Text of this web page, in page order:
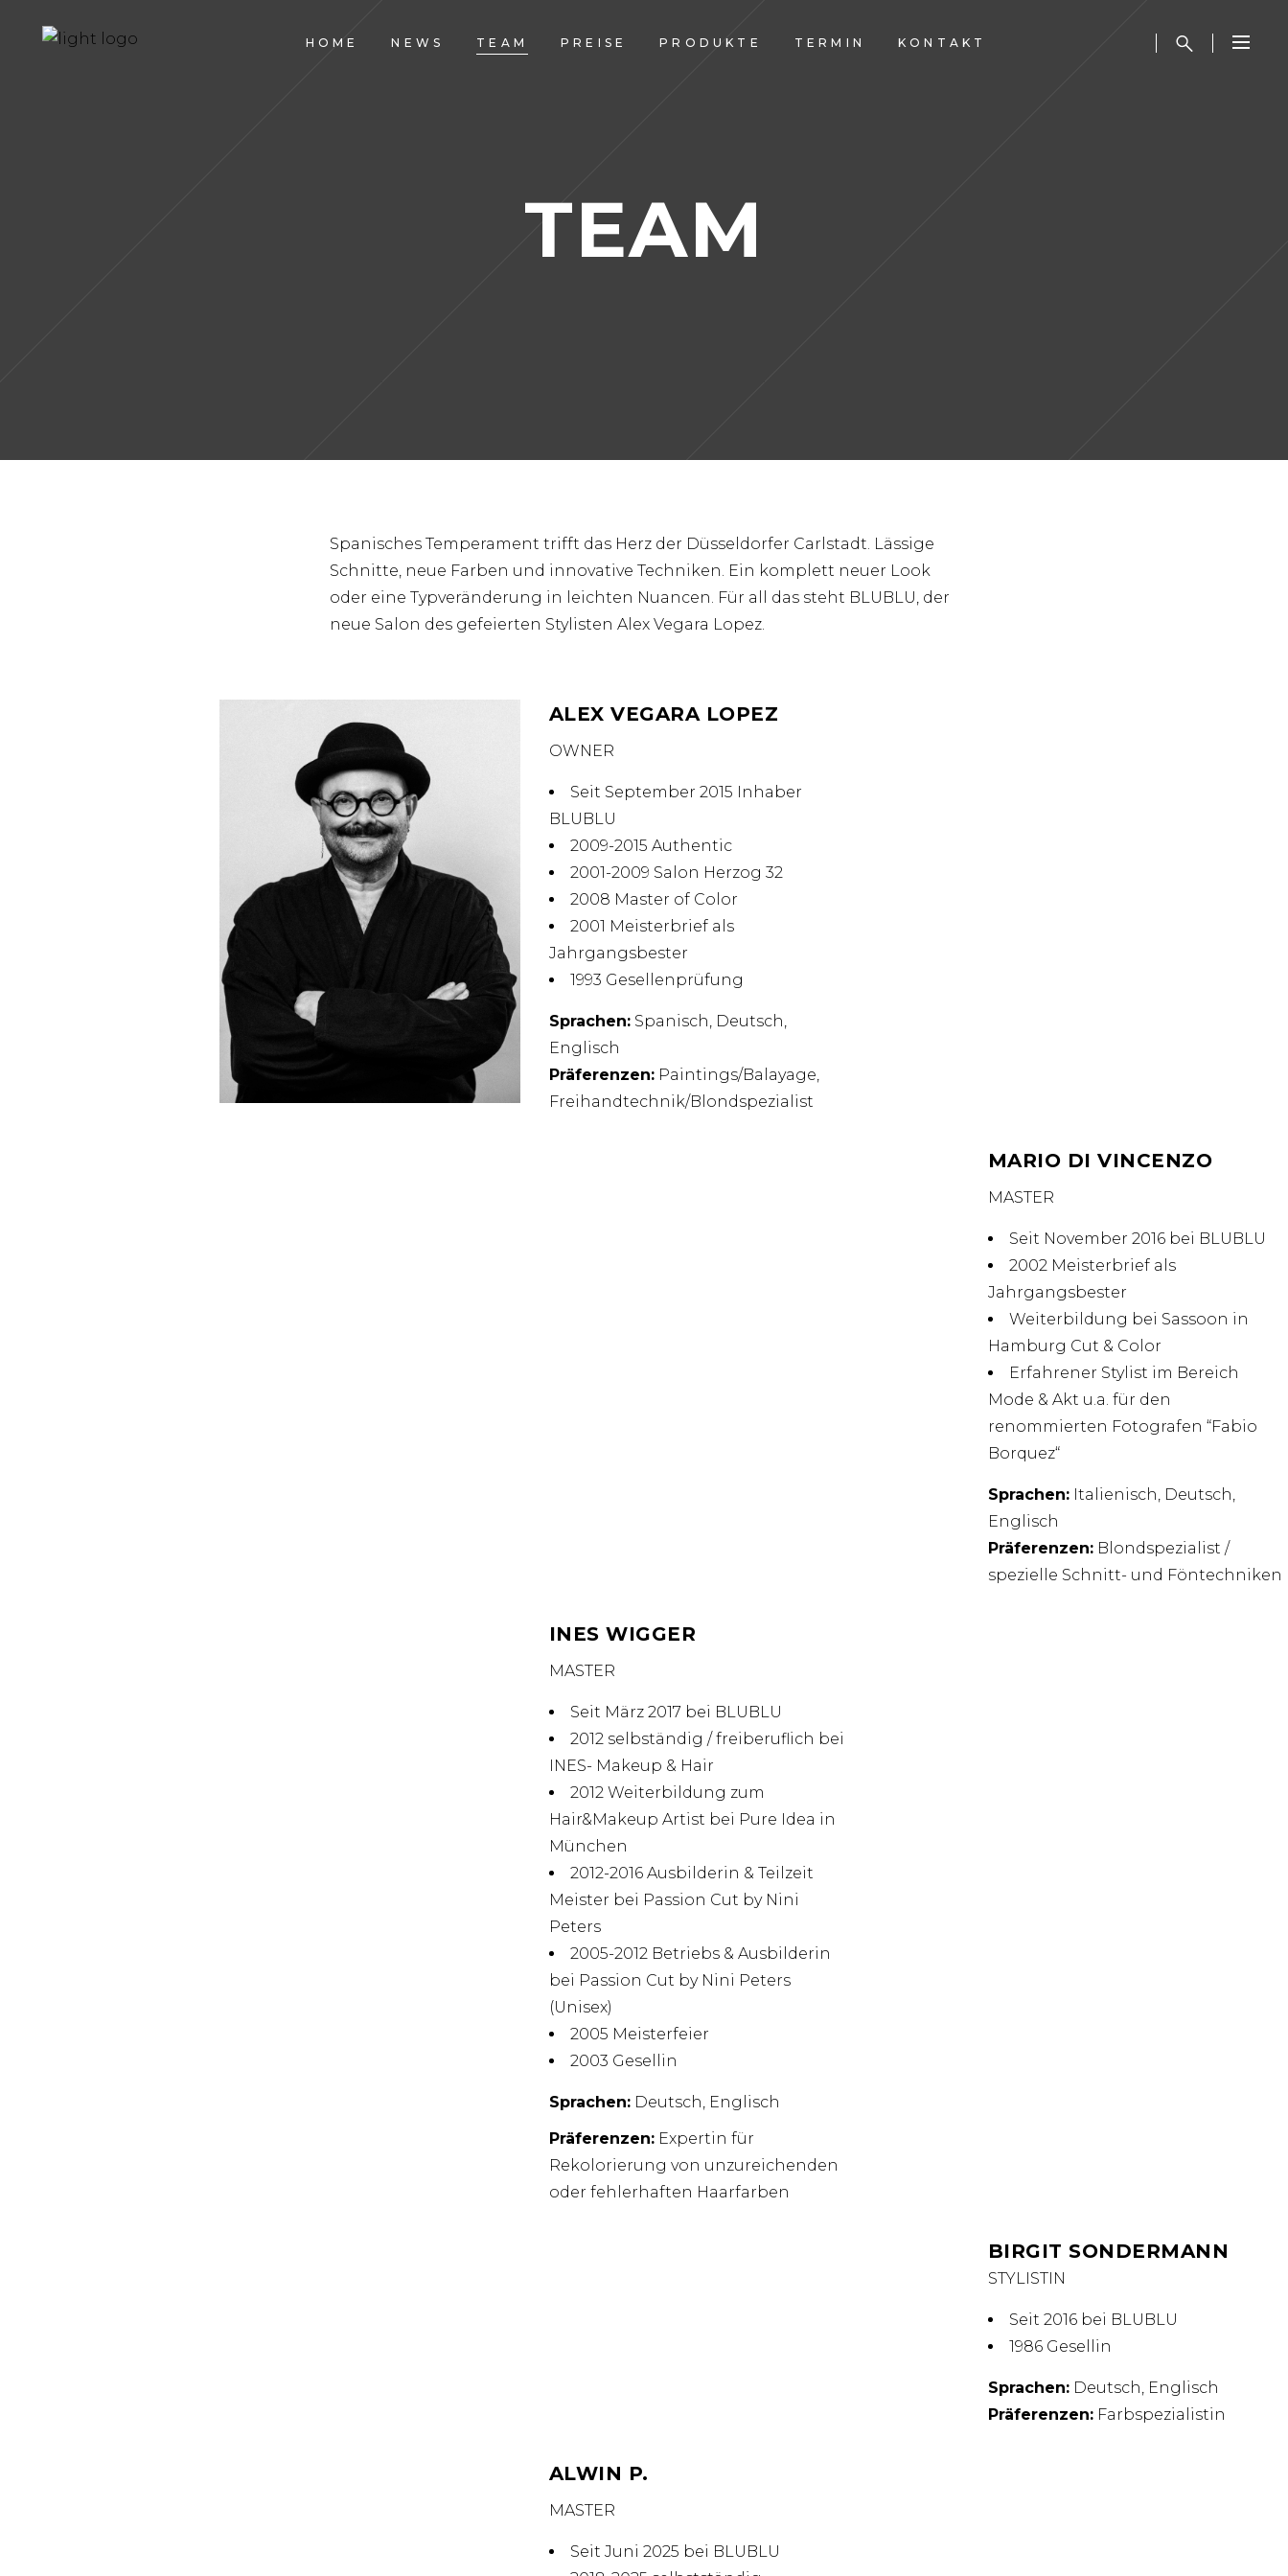
HOME NEWS TEAM PREISE PRODUKTE TERMIN KONTAKT
TEAM
Spanisches Temperament trifft das Herz der Düsseldorfer Carlstadt. Lässige
Schnitte, neue Farben und innovative Techniken. Ein komplett neuer Look
oder eine Typveränderung in leichten Nuancen. Für all das steht BLUBLU, der
neue Salon des gefeierten Stylisten Alex Vegara Lopez.
ALEX VEGARA LOPEZ
OWNER
Seit September 2015 Inhaber
BLUBLU
2009-2015 Authentic
2001-2009 Salon Herzog 32
2008 Master of Color
2001 Meisterbrief als
Jahrgangsbester
1993 Gesellenprüfung
Sprachen:Spanisch, Deutsch,
Englisch
Präferenzen:Paintings/Balayage,
Freihandtechnik/Blondspezialist
MARIO DI VINCENZO
MASTER
Seit November 2016 bei BLUBLU
2002 Meisterbrief als
Jahrgangsbester
Weiterbildung bei Sassoon in
Hamburg Cut & Color
Erfahrener Stylist im Bereich
Mode & Akt u.a. für den
renommierten Fotografen “Fabio
Borquez“
Sprachen:Italienisch, Deutsch,
Englisch
Präferenzen:Blondspezialist /
spezielle Schnitt- und Föntechniken
INES WIGGER
MASTER
Seit März 2017 bei BLUBLU
2012 selbständig / freiberuflich bei
INES- Makeup & Hair
2012 Weiterbildung zum
Hair&Makeup Artist bei Pure Idea in
München
2012-2016 Ausbilderin & Teilzeit
Meister bei Passion Cut by Nini
Peters
2005-2012 Betriebs & Ausbilderin
bei Passion Cut by Nini Peters
(Unisex)
2005 Meisterfeier
2003 Gesellin
Sprachen:Deutsch, Englisch
Präferenzen:Expertin für
Rekolorierung von unzureichenden
oder fehlerhaften Haarfarben
BIRGIT SONDERMANN
STYLISTIN
Seit 2016 bei BLUBLU
1986 Gesellin
Sprachen:Deutsch, Englisch
Präferenzen:Farbspezialistin
ALWIN P.
MASTER
Seit Juni 2025 bei BLUBLU